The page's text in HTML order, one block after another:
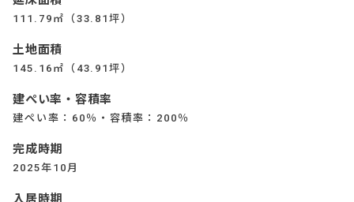
111.79㎡（33.81坪）
土地面積
145.16㎡（43.91坪）
建ぺい率・容積率
建ぺい率：60％・容積率：200％
完成時期
2025年10月
入居時期